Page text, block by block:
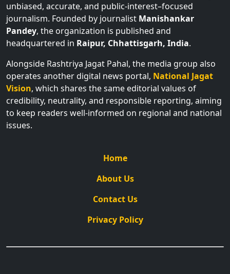
unbiased, accurate, and public-interest–focused
journalism. Founded by journalist Manishankar
Pandey, the organization is published and
headquartered in Raipur, Chhattisgarh, India.
Alongside Rashtriya Jagat Pahal, the media group also
operates another digital news portal, National Jagat
Vision, which shares the same editorial values of
credibility, neutrality, and responsible reporting, aiming
to keep readers well-informed on regional and national
issues.
Home
About Us
Contact Us
Privacy Policy